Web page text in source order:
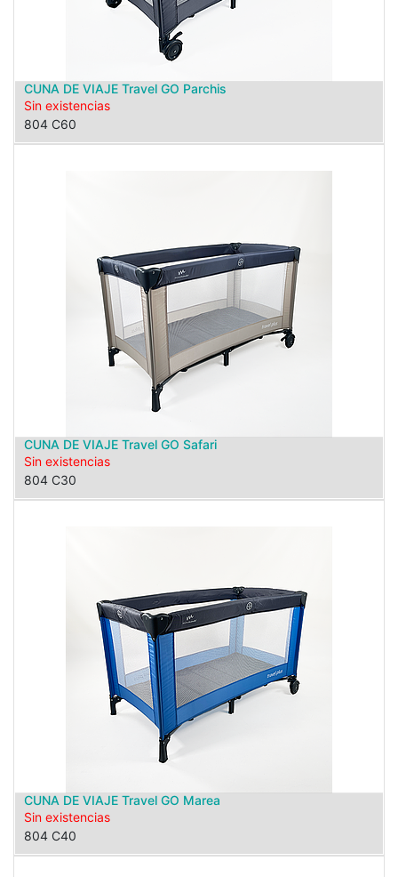
CUNA DE VIAJE Travel GO Parchis
Sin existencias
804 C60
CUNA DE VIAJE Travel GO Safari
Sin existencias
804 C30
CUNA DE VIAJE Travel GO Marea
Sin existencias
804 C40